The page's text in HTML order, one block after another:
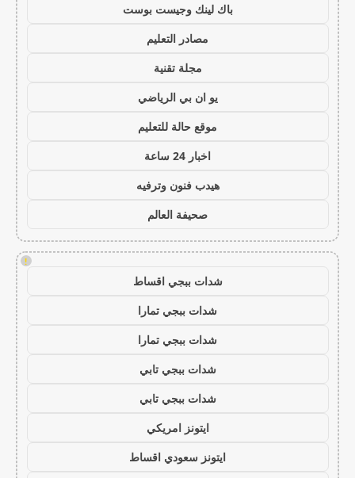
باك لينك وجيست بوست
مصادر التعليم
مجلة تقنية
يو ان بي الرياضي
موقع حالة للتعليم
اخبار 24 ساعة
هيدب فنون وترفيه
صحيفة العالم
!
شدات ببجي اقساط
شدات ببجي تمارا
شدات ببجي تمارا
شدات ببجي تابي
شدات ببجي تابي
ايتونز امريكي
ايتونز سعودي اقساط